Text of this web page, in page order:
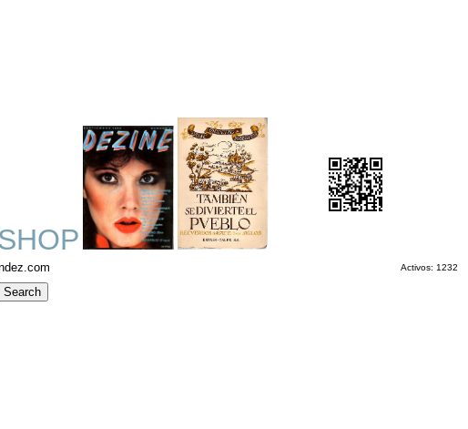
Activos: 1232